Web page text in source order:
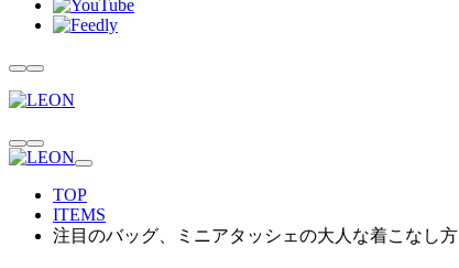
TOP
ITEMS
注目のバッグ、ミニアタッシェの大人な着こなし方